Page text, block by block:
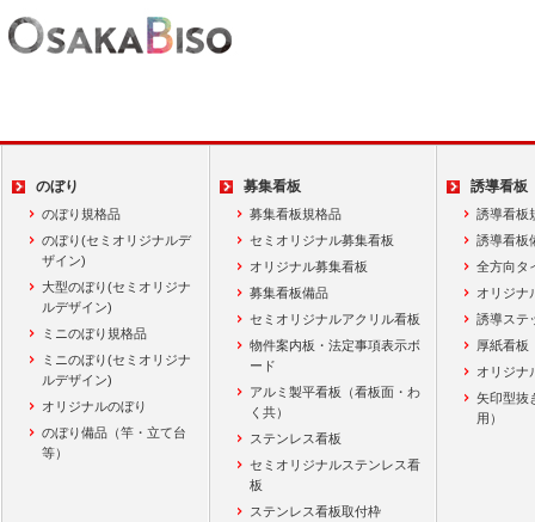
のぼり
のぼり規格品
のぼり(セミオリジナルデ
ザイン)
大型のぼり(セミオリジナ
ルデザイン)
ミニのぼり規格品
ミニのぼり(セミオリジナ
ルデザイン)
オリジナルのぼり
のぼり備品（竿・立て台
等）
募集看板
募集看板規格品
セミオリジナル募集看板
オリジナル募集看板
募集看板備品
セミオリジナルアクリル看板
物件案内板・法定事項表示ボ
ード
アルミ製平看板（看板面・わ
く共）
ステンレス看板
セミオリジナルステンレス看
板
ステンレス看板取付枠
誘導看板
誘導看板
誘導看板
全方向タ
オリジナ
誘導ステ
厚紙看板
オリジナ
矢印型抜
用）